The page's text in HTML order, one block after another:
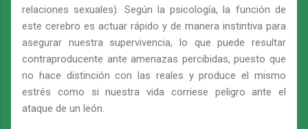
relaciones sexuales). Según la psicología, la función de
este cerebro es actuar rápido y de manera instintiva para
asegurar nuestra supervivencia, lo que puede resultar
contraproducente ante amenazas percibidas, puesto que
no hace distinción con las reales y produce el mismo
estrés como si nuestra vida corriese peligro ante el
ataque de un león.